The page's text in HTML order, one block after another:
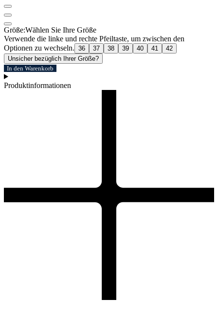
Größe:Wählen Sie Ihre Größe
Verwende die linke und rechte Pfeiltaste, um zwischen den
Optionen zu wechseln. 36 37 38 39 40 41
42
Unsicher bezüglich Ihrer Größe?
In den Warenkorb
Produktinformationen